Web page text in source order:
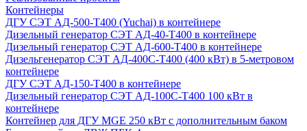
Контейнеры
ДГУ СЭТ АД-500-Т400 (Yuchai) в контейнере
Дизельный генератор СЭТ АД-40-Т400 в контейнере
Дизельный генератор СЭТ АД-600-Т400 в контейнере
Дизельгенератор СЭТ АД-400С-Т400 (400 кВт) в 5-метровом
контейнере
ДГУ СЭТ АД-150-Т400 в контейнере
Дизельный генератор СЭТ АД-100С-Т400 100 кВт в
контейнере
Контейнер для ДГУ MGE 250 кВт с дополнительным баком